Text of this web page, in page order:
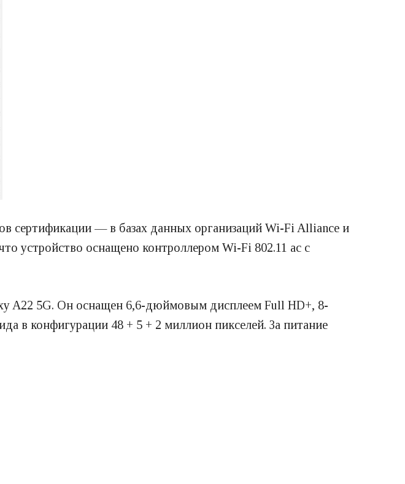
сертификации — в базах данных организаций Wi-Fi Alliance и
устройство оснащено контроллером Wi-Fi 802.11 ac с
A22 5G. Он оснащен 6,6-дюймовым дисплеем Full HD+, 8-
в конфигурации 48 + 5 + 2 миллион пикселей. За питание